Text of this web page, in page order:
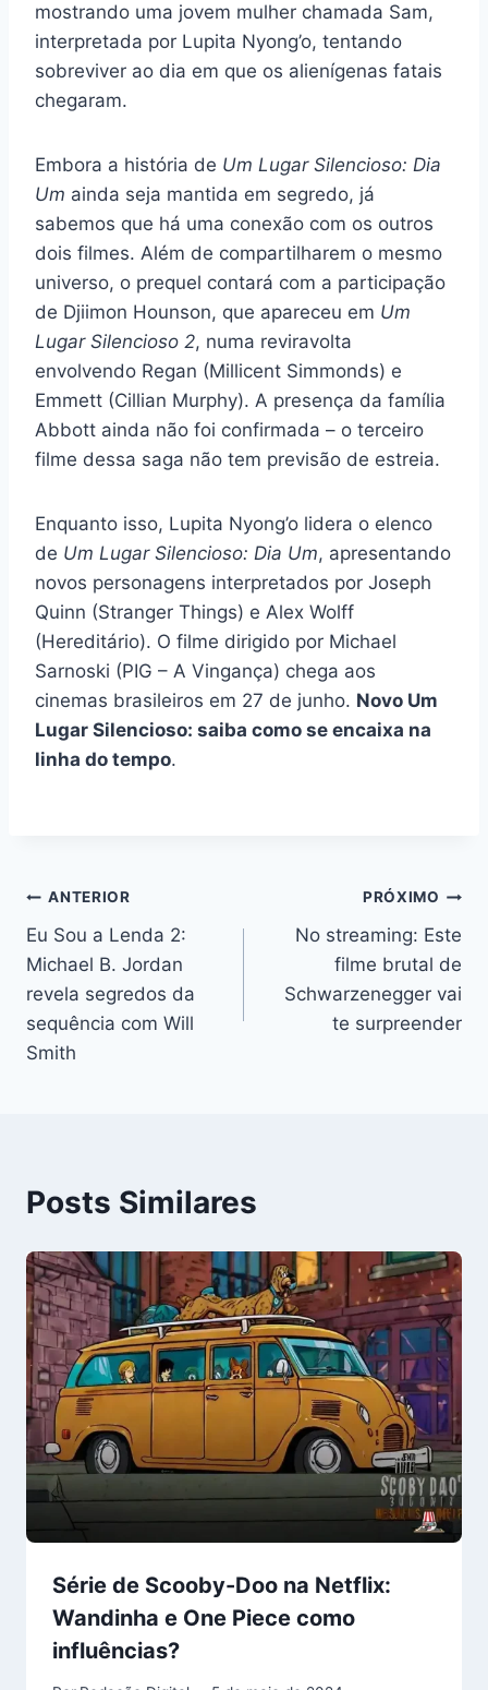
mostrando uma jovem mulher chamada Sam,
interpretada por Lupita Nyong’o, tentando
sobreviver ao dia em que os alienígenas fatais
chegaram.
Embora a história de Um Lugar Silencioso: Dia
Um ainda seja mantida em segredo, já
sabemos que há uma conexão com os outros
dois filmes. Além de compartilharem o mesmo
universo, o prequel contará com a participação
de Djiimon Hounson, que apareceu em Um
Lugar Silencioso 2, numa reviravolta
envolvendo Regan (Millicent Simmonds) e
Emmett (Cillian Murphy). A presença da família
Abbott ainda não foi confirmada – o terceiro
filme dessa saga não tem previsão de estreia.
Enquanto isso, Lupita Nyong’o lidera o elenco
de Um Lugar Silencioso: Dia Um, apresentando
novos personagens interpretados por Joseph
Quinn (Stranger Things) e Alex Wolff
(Hereditário). O filme dirigido por Michael
Sarnoski (PIG – A Vingança) chega aos
cinemas brasileiros em 27 de junho. Novo Um
Lugar Silencioso: saiba como se encaixa na
linha do tempo.
Navegação
de
Post
ANTERIOR
Eu Sou a Lenda 2:
Michael B. Jordan
revela segredos da
sequência com Will
Smith
PRÓXIMO
No streaming: Este
filme brutal de
Schwarzenegger vai
te surpreender
Posts Similares
Série de Scooby-Doo na Netflix:
Wandinha e One Piece como
influências?